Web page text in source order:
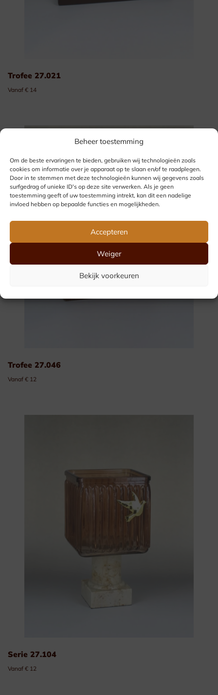
Beheer toestemming
Om de beste ervaringen te bieden, gebruiken wij technologieën zoals
cookies om informatie over je apparaat op te slaan en/of te raadplegen.
Door in te stemmen met deze technologieën kunnen wij gegevens zoals
surfgedrag of unieke ID's op deze site verwerken. Als je geen
toestemming geeft of uw toestemming intrekt, kan dit een nadelige
invloed hebben op bepaalde functies en mogelijkheden.
Accepteren
Weiger
Bekijk voorkeuren
Trofee 27.021
Vanaf € 14
Trofee 27.046
Vanaf € 12
Serie 27.104
Vanaf € 12